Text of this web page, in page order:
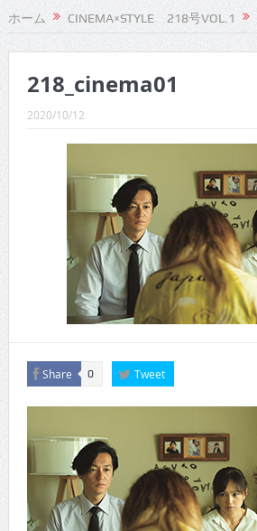
CINEMA×STYLE 292号
CINEMA×STYLE 291号
CINEMA×STYLE 290号
CINEMA×STYLE 289号
CINEMA×STYLE 288号
CINEMA×STYLE 287号
CINEMA×STYLE 286号
CINEMA×STYLE 285号
CINEMA×STYLE 294号
ホーム CINEMA×STYLE 218号VOL.1
218_cinema01
2020/10/12
Share 0 Tweet